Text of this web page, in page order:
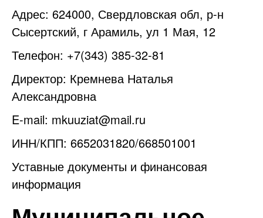
Адрес: 624000, Свердловская обл, р-н
Сысертский, г Арамиль, ул 1 Мая, 12
Телефон: +7(343) 385-32-81
Директор: Кремнева Наталья
Александровна
E-mail: mkuuziat@mail.ru
ИНН/КПП: 6652031820/668501001
Уставные документы и финансовая
информация